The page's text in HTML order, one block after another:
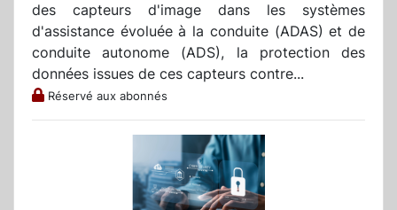
des capteurs d'image dans les systèmes
d'assistance évoluée à la conduite (ADAS) et de
conduite autonome (ADS), la protection des
données issues de ces capteurs contre...
Réservé aux abonnés